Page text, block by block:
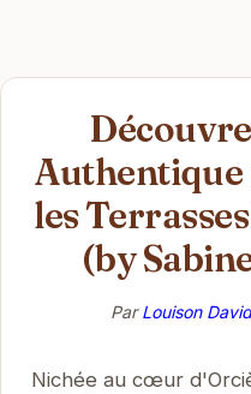
Authentique
les
(by
ParLouison David
Nichée au cœur